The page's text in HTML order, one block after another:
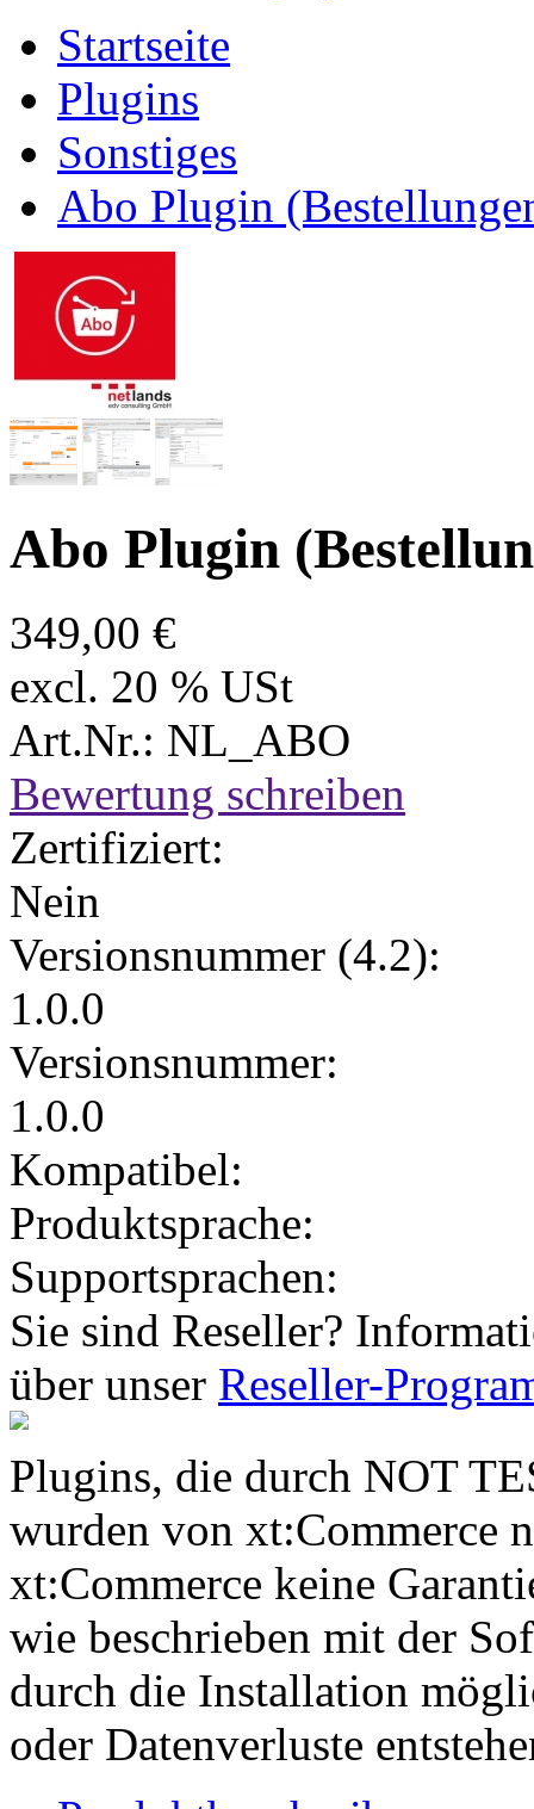
Startseite
Plugins
Sonstiges
Abo Plugin
Abo Plugin
349,00 €
excl. 20 % USt
Art.Nr.: NL_ABO
Bewertung schreiben
Zertifiziert:
Nein
Versionsnummer (4.2):
1.0.0
Versionsnummer:
1.0.0
Kompatibel:
Produktsprache:
Supportsprachen:
Sie sind Reseller?
über unser Reseller-
Plugins, die durch NOT
wurden von xt:Commerce
xt:Commerce keine
wie beschrieben mit der
durch die Installation
oder Datenverluste